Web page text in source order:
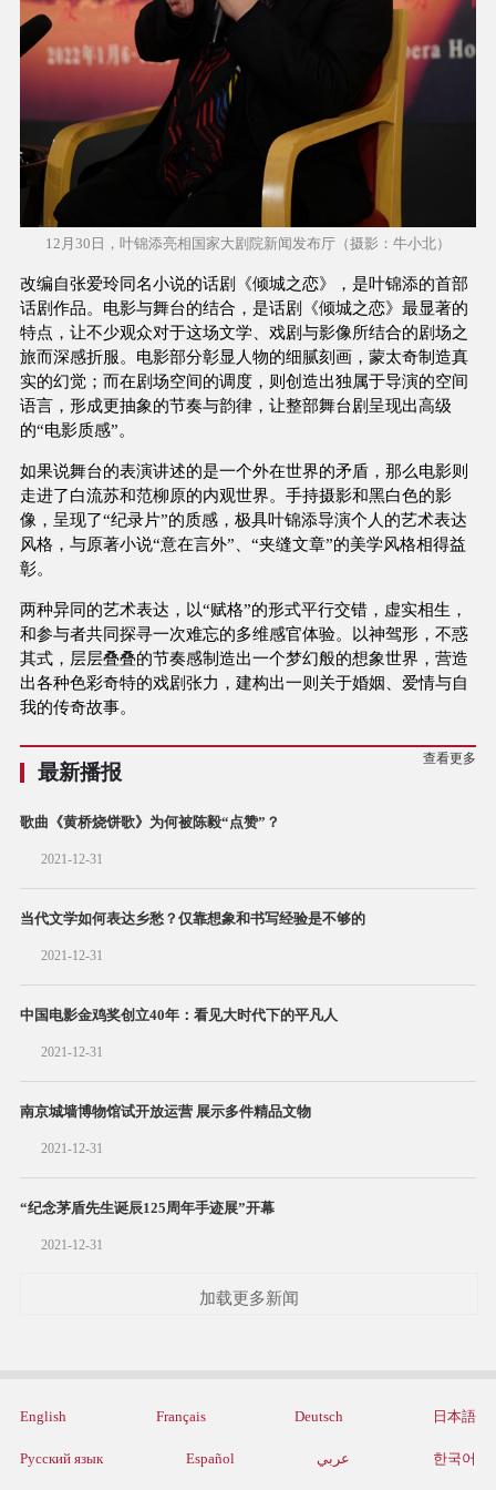
12月30日，叶锦添亮相国家大剧院新闻发布厅（摄影：牛小北）
改编自张爱玲同名小说的话剧《倾城之恋》，是叶锦添的首部
话剧作品。电影与舞台的结合，是话剧《倾城之恋》最显著的
特点，让不少观众对于这场文学、戏剧与影像所结合的剧场之
旅而深感折服。电影部分彰显人物的细腻刻画，蒙太奇制造真
实的幻觉；而在剧场空间的调度，则创造出独属于导演的空间
语言，形成更抽象的节奏与韵律，让整部舞台剧呈现出高级
的“电影质感”。
如果说舞台的表演讲述的是一个外在世界的矛盾，那么电影则
走进了白流苏和范柳原的内观世界。手持摄影和黑白色的影
像，呈现了“纪录片”的质感，极具叶锦添导演个人的艺术表达
风格，与原著小说“意在言外”、“夹缝文章”的美学风格相得益
彰。
两种异同的艺术表达，以“赋格”的形式平行交错，虚实相生，
和参与者共同探寻一次难忘的多维感官体验。以神驾形，不惑
其式，层层叠叠的节奏感制造出一个梦幻般的想象世界，营造
出各种色彩奇特的戏剧张力，建构出一则关于婚姻、爱情与自
我的传奇故事。
最新播报
查看更多
歌曲《黄桥烧饼歌》为何被陈毅“点赞”？
2021-12-31
当代文学如何表达乡愁？仅靠想象和书写经验是不够的
2021-12-31
中国电影金鸡奖创立40年：看见大时代下的平凡人
2021-12-31
南京城墙博物馆试开放运营 展示多件精品文物
2021-12-31
“纪念茅盾先生诞辰125周年手迹展”开幕
2021-12-31
加载更多新闻
English Français Deutsch 日本語
Русский язык Español عربي 한국어